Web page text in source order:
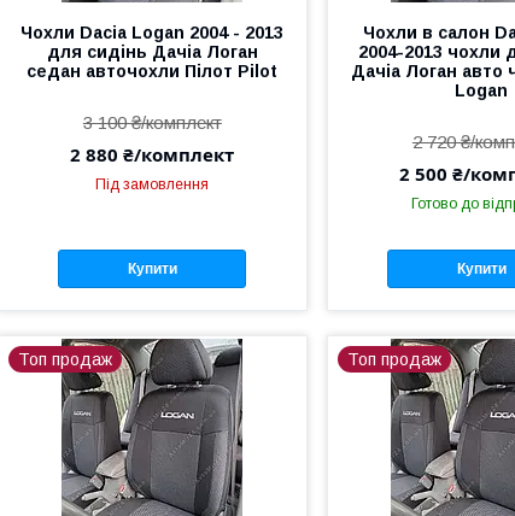
Чохли Dacia Logan 2004 - 2013
для сидінь Дачіа Логан
седан авточохли Пілот Pilot
3 100 ₴/комплект
2 880 ₴/комплект
Під замовлення
Купити
Чохли в салон
2004-2013 чохли
Дачіа Логан авто
Logan
2 720 ₴/
2 500 ₴/
Готово до
Купити
Топ продаж Топ продаж